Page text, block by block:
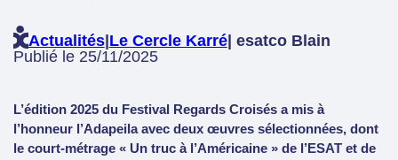
Actualités|Le Cercle Karré| esatco Blain
Publié le 25/11/2025
L’édition 2025 du Festival Regards Croisés a mis à
l’honneur l’Adapeila avec deux œuvres sélectionnées, dont
le court-métrage « Un truc à l’Américaine » de l’ESAT et de